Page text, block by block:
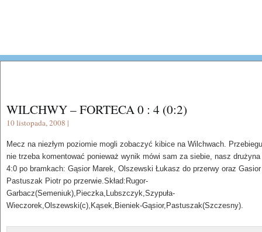
WILCHWY – FORTECA 0 : 4 (0:2)
10 listopada, 2008 |
Mecz na niezłym poziomie mogli zobaczyć kibice na Wilchwach.
nie trzeba komentować ponieważ wynik mówi sam za siebie, nasz drużyna
4:0 po bramkach: Gąsior Marek, Olszewski Łukasz do przerwy oraz
Pastuszak Piotr po przerwie.Skład:Rugor-
Garbacz(Semeniuk),Pieczka,Lubszczyk,Szypuła-
Wieczorek,Olszewski(c),Kąsek,Bieniek-Gąsior,Pastuszak(Szczesny).